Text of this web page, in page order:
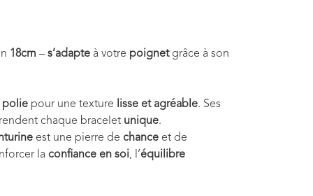
18cm – s’adapte à votre poignetgrâce à son
polie pour une texture lisse et agréable. Ses
chaque bracelet unique.
est une pierre de chance et de
la confiance en soi, l’équilibre